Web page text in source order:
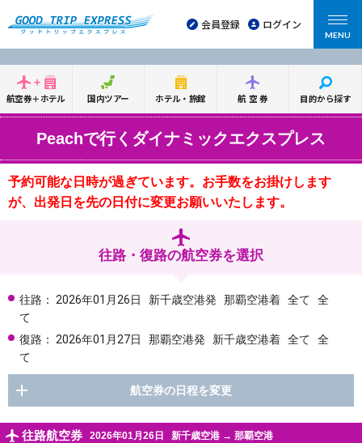
会員登録 ログイン
MENU
航空券＋ホテル 国内ツアー ホテル・旅館 航空券 目的から探す
Peachで行くダイナミックエクスプレス
予約可能な日時が過ぎています。お手数をお掛けします
が、出発日を先の日付に変更お願いいたします。
往路・復路の航空券を選択
往路： 2026年01月26日 新千歳空港発 那覇空港着 全て
全
て
復路： 2026年01月27日 那覇空港発 新千歳空港着 全て
全
て
航空券の日程を変更
往路航空券 2026年01月26日 新千歳空港 → 那覇空港